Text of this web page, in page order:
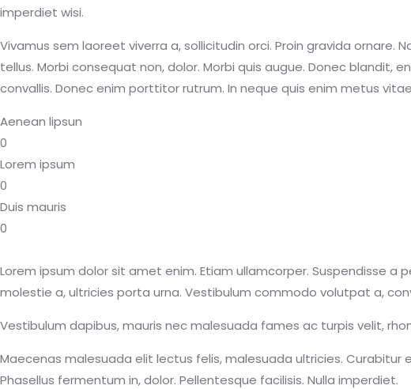
imperdiet wisi.
Vivamus sem laoreet viverra a, sollicitudin orci. Proin gravida ornare.
tellus. Morbi consequat non, dolor. Morbi quis augue. Donec
convallis. Donec enim porttitor rutrum. In neque quis enim metus
Aenean lipsun
0
Lorem ipsum
0
Duis mauris
0
Lorem ipsum dolor sit amet enim. Etiam ullamcorper. Suspendisse
molestie a, ultricies porta urna. Vestibulum commodo volutpat a,
Vestibulum dapibus, mauris nec malesuada fames ac turpis velit,
Maecenas malesuada elit lectus felis, malesuada ultricies.
Phasellus fermentum in, dolor. Pellentesque facilisis. Nulla imperdiet.